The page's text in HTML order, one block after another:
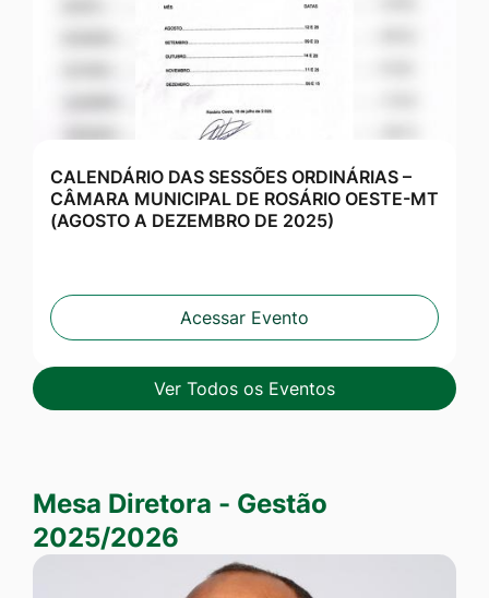
CALENDÁRIO DAS SESSÕES ORDINÁRIAS –
CÂMARA MUNICIPAL DE ROSÁRIO OESTE-MT
(AGOSTO A DEZEMBRO DE 2025)
Acessar Evento
Ver Todos os Eventos
Mesa Diretora - Gestão
2025/2026